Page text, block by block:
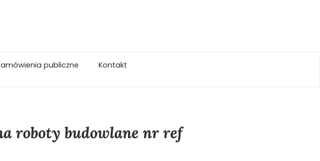
publiczne Kontakt
roboty budowlane nr ref